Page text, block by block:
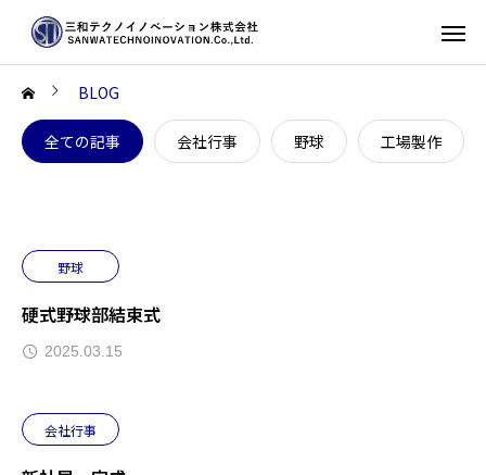
BLOG
全ての記事 会社行事 野球 工場製作
野球
硬式野球部結束式
2025.03.15
会社行事